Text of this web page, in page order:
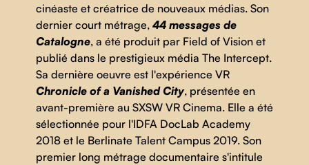
cinéaste et créatrice de nouveaux médias. Son
dernier court métrage, 44 messages de
Catalogne, a été produit par Field of Vision et
publié dans le prestigieux média The Intercept.
Sa dernière oeuvre est l'expérience VR
Chronicle of a Vanished City, présentée en
avant-première au SXSW VR Cinema. Elle a été
sélectionnée pour l'IDFA DocLab Academy
2018 et le Berlinate Talent Campus 2019. Son
premier long métrage documentaire s'intitule